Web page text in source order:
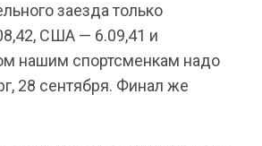
заезда только
США — 6.09,41 и
нашим спортсменкам надо
28 сентября. Финал же